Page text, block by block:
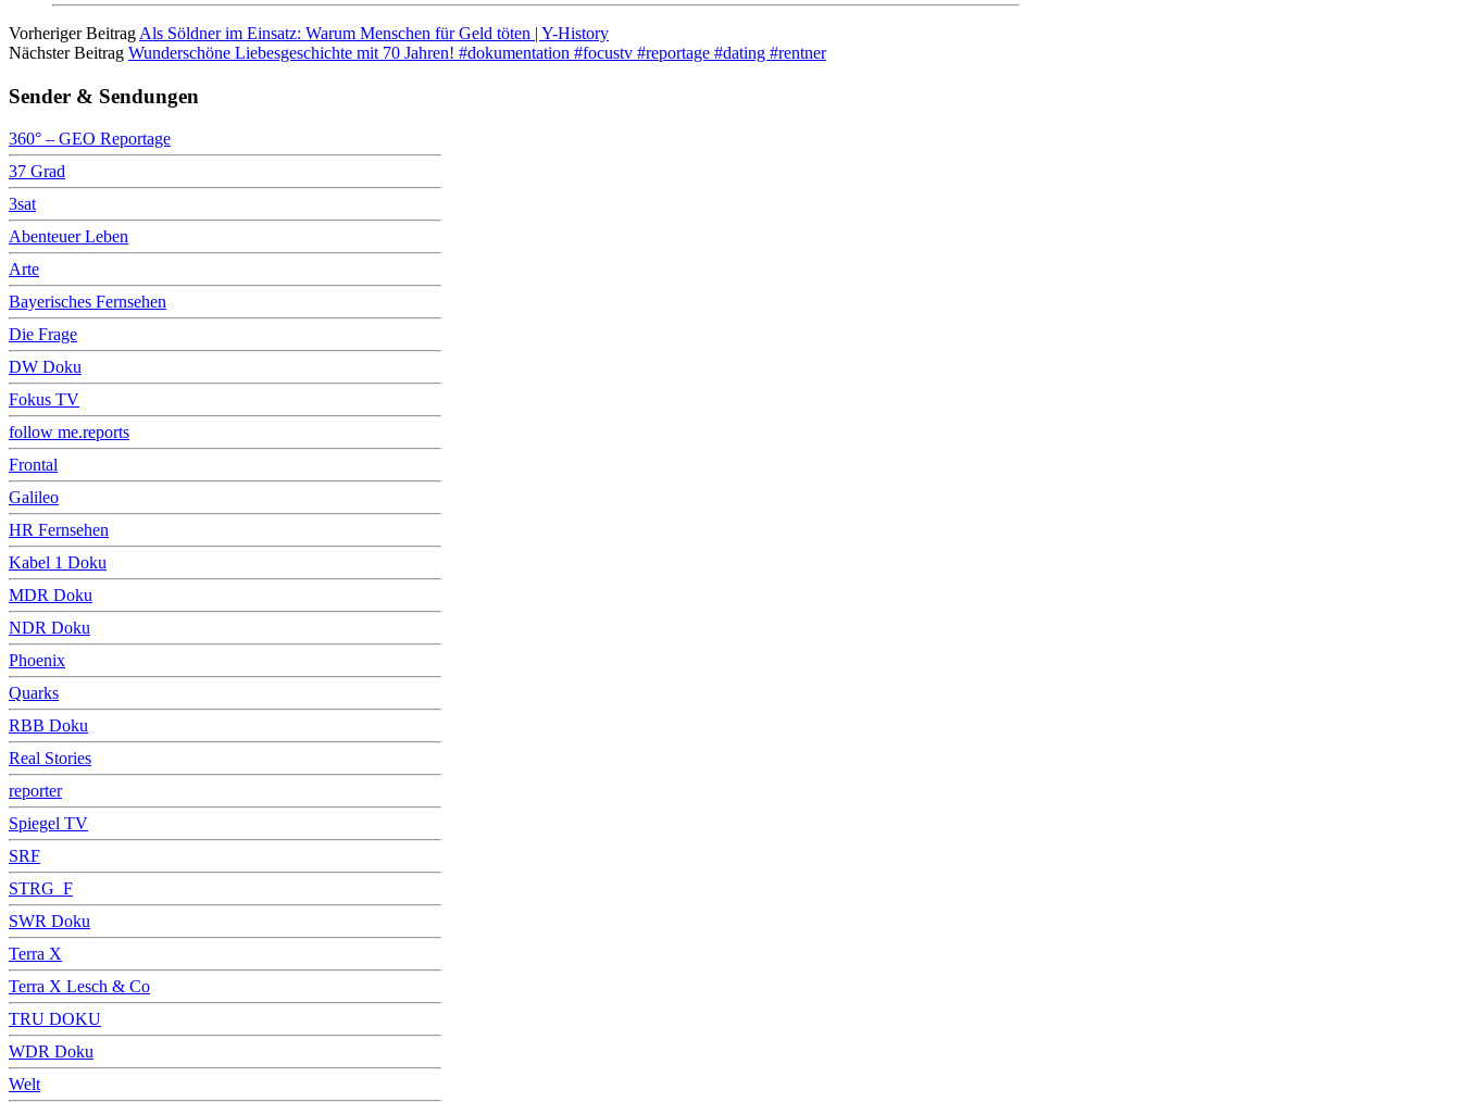
Vorheriger Beitrag Als Söldner im Einsatz: Warum Menschen für Geld töten | Y-History
Nächster Beitrag Wunderschöne Liebesgeschichte mit 70 Jahren! #dokumentation #focustv #reportage #dating #rentner
Sender & Sendungen
360° – GEO Reportage
37 Grad
3sat
Abenteuer Leben
Arte
Bayerisches Fernsehen
Die Frage
DW Doku
Fokus TV
follow me.reports
Frontal
Galileo
HR Fernsehen
Kabel 1 Doku
MDR Doku
NDR Doku
Phoenix
Quarks
RBB Doku
Real Stories
reporter
Spiegel TV
SRF
STRG_F
SWR Doku
Terra X
Terra X Lesch & Co
TRU DOKU
WDR Doku
Welt